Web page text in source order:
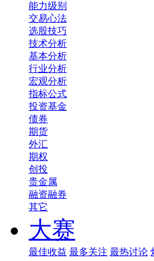
能力级别
交易心法
选股技巧
技术分析
基本分析
行业分析
宏观分析
指标公式
投资基金
债券
期货
外汇
期权
创投
贵金属
融资融券
其它
大赛
最佳收益 最多关注 最热讨论